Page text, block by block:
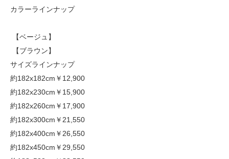
カラーラインナップ
【ベージュ】
【ブラウン】
サイズラインナップ
約182x182cm ￥12,900
約182x230cm ￥15,900
約182x260cm ￥17,900
約182x300cm ￥21,550
約182x400cm ￥26,550
約182x450cm ￥29,550